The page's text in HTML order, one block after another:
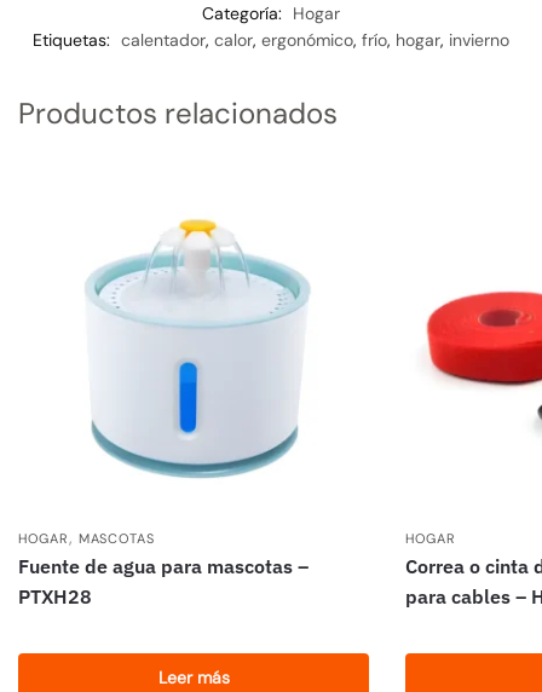
Categoría:
Hogar
Etiquetas: calentador, calor, ergonómico, frío, hogar, invierno
Productos relacionados
HOGAR, MASCOTAS
Fuente de agua para mascotas –
PTXH28
Leer más
HOGAR
Correa o cinta
para cables –